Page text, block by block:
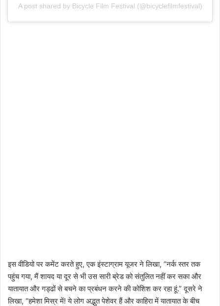
A post shared by Bicycle Film Festival (@bicyclefilmfestival)
इस वीडियो पर कमेंट करते हुए, एक इंस्टाग्राम यूजर ने लिखा, “नर्क स्तर तक
पहुंच गया, मैं शायद या दूर से भी उस सारी ब्रेड को संतुलित नहीं कर सका और
यातायात और गड्ढों से बचने का प्रबंधन करने की कोशिश कर रहा हूं.” दूसरे ने
लिखा, “हमेशा मिस्र में! ये लोग अद्भुत पेशेवर हैं और काहिरा में यातायात के बीच